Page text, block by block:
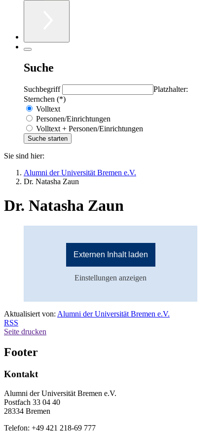
Suche
Suchbegriff
Platzhalter:
Sternchen (*)
Volltext
Personen/Einrichtungen
Volltext + Personen/Einrichtungen
Sie sind hier:
Alumni der Universität Bremen e.V.
Dr. Natasha Zaun
Dr. Natasha Zaun
Externen Inhalt laden
Einstellungen anzeigen
Aktualisiert von: Alumni der Universität Bremen e.V.
RSS
Seite drucken
Footer
Kontakt
Alumni der Universität Bremen e.V.
Postfach 33 04 40
28334 Bremen
Telefon: +49 421 218-69 777